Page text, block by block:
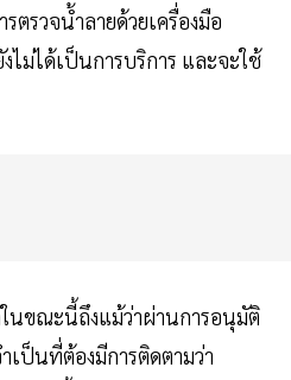
ตรวจน้ำลายด้วยเครื่องมือ
ไม่ได้เป็นการบริการ และจะใช้
นขณะนี้ถึงแม้ว่าผ่านการอนุมัติ
เป็นที่ต้องมีการติดตามว่า